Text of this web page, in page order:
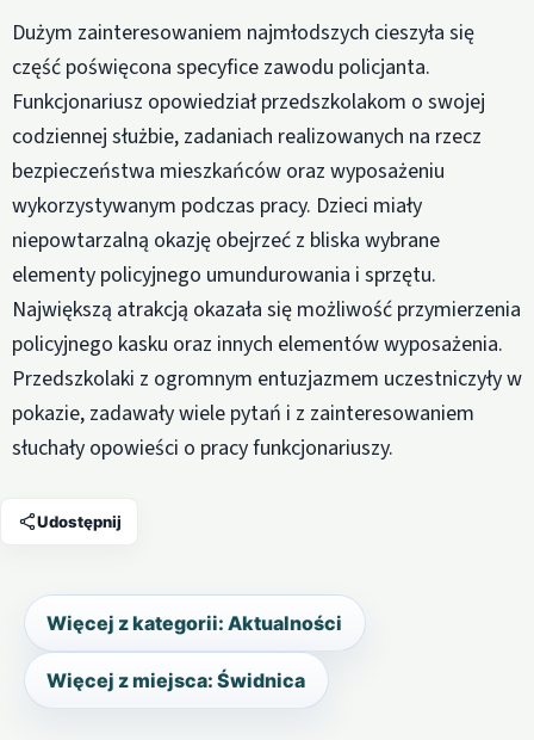
Dużym zainteresowaniem najmłodszych cieszyła się
część poświęcona specyfice zawodu policjanta.
Funkcjonariusz opowiedział przedszkolakom o swojej
codziennej służbie, zadaniach realizowanych na rzecz
bezpieczeństwa mieszkańców oraz wyposażeniu
wykorzystywanym podczas pracy. Dzieci miały
niepowtarzalną okazję obejrzeć z bliska wybrane
elementy policyjnego umundurowania i sprzętu.
Największą atrakcją okazała się możliwość przymierzenia
policyjnego kasku oraz innych elementów wyposażenia.
Przedszkolaki z ogromnym entuzjazmem uczestniczyły w
pokazie, zadawały wiele pytań i z zainteresowaniem
słuchały opowieści o pracy funkcjonariuszy.
Udostępnij
Więcej z kategorii: Aktualności
Więcej z miejsca: Świdnica